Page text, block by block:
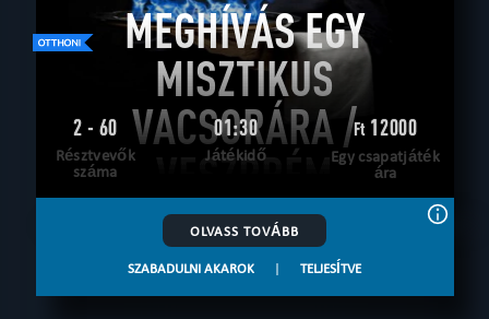
MEGHÍVÁS EGY
MISZTIKUS
VACSORÁRA /
VESZPRÉM
2 - 60
Résztvevők
száma
01:30
Játékidő
Ft12000
Egy csapatjáték
ára
OLVASS TOVÁBB
SZABADULNI AKAROK | TELJESÍTVE